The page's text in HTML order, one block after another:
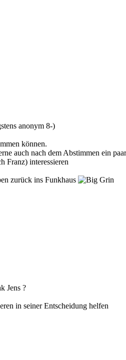
anonym 8-)
können.
auch nach dem Abstimmen ein
Franz) interessieren
zurück ins Funkhaus
Jens ?
in seiner Entscheidung helfen